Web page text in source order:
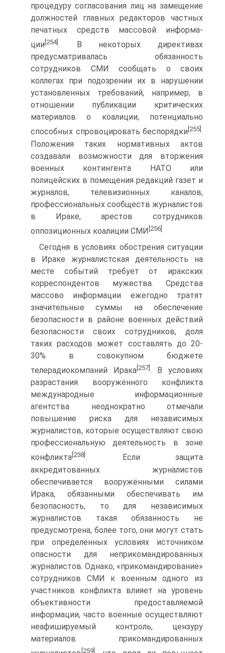
процедуру согласования лиц на замещение
должностей главных редакторов частных
печатных средств массовой информа-
ции [254]. В некоторых директивах
предусматривалась обязанность
сотрудников СМИ сообщать о своих
коллегах при подозрении их в нарушении
установленных требований, например, в
отношении публикации критических
материалов о коалиции, потенциально
способных спровоцировать беспорядки [255] .
Положения таких нормативных актов
создавали возможности для вторжения
военных контингента НАТО или
полицейских в помещения редакций газет и
журналов, телевизионных каналов,
профессиональных сообществ журналистов
в Ираке, арестов сотрудников
оппозиционных коалиции СМИ [256].
Сегодня в условиях обострения ситуации
в Ираке журналистская деятельность на
месте событий требует от иракских
корреспондентов мужества. Средства
массово информации ежегодно тратят
значительные суммы на обеспечение
безопасности в районе военных действий
безопасности своих сотрудников, доля
таких расходов может составлять до 20-
30% в совокупном бюджете
телерадиокомпаний Ирака [257] . В условиях
разрастания вооружённого конфликта
международные информационные
агентства неоднократно отмечали
повышение риска для независимых
журналистов, которые осуществляют свою
профессиональную деятельность в зоне
конфликта [258] . Если защита
аккредитованных журналистов
обеспечивается вооружёнными силами
Ирака, обязанными обеспечивать им
безопасность, то для независимых
журналистов такая обязанность не
предусмотрена, более того, они могут стать
при определённых условиях источником
опасности для неприкомандированных
журналистов. Однако, «прикомандирование»
сотрудников СМИ к военным одного из
участников конфликта влияет на уровень
объективности предоставляемой
информации, часто военные осуществляют
неафишируемый контроль, цензуру
материалов прикомандированных
[259]